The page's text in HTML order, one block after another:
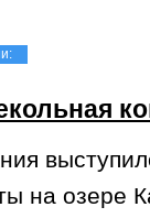
на озере